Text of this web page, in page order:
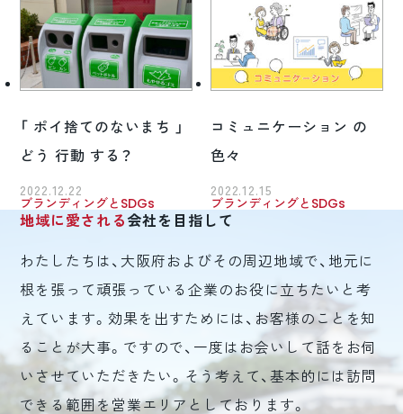
「 ポイ捨てのないまち 」
どう 行動 する？
2022.12.22
ブランディングとSDGs
コミュニケーション の
色々
2022.12.15
ブランディングとSDGs
地域に愛される会社を目指して
わたしたちは、大阪府およびその周辺地域で、地元に
根を張って頑張っている企業のお役に立ちたいと考
えています。効果を出すためには、お客様のことを知
ることが大事。ですので、一度はお会いして話をお伺
いさせていただきたい。そう考えて、基本的には訪問
できる範囲を営業エリアとしております。